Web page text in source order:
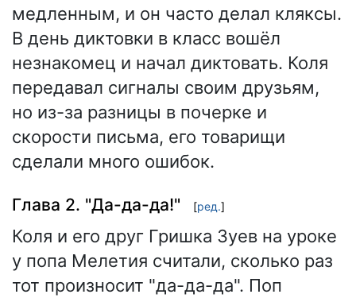
медленным, и он часто делал кляксы.
В день диктовки в класс вошёл
незнакомец и начал диктовать. Коля
передавал сигналы своим друзьям,
но из-за разницы в почерке и
скорости письма, его товарищи
сделали много ошибок.
Глава 2. "Да-да-да!" [ред.]
Коля и его друг Гришка Зуев на уроке
у попа Мелетия считали, сколько раз
тот произносит "да-да-да". Поп